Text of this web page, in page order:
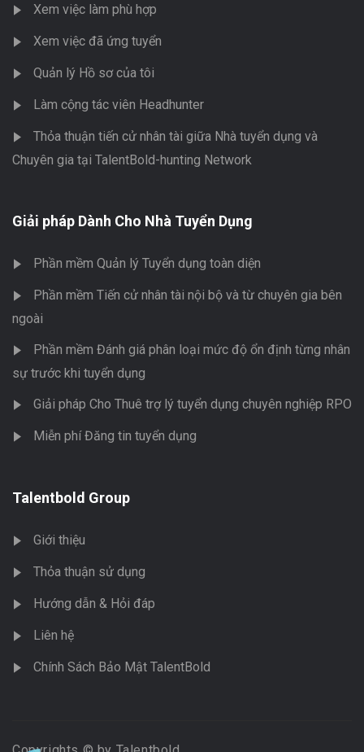
Xem việc làm phù hợp
Xem việc đã ứng tuyển
Quản lý Hồ sơ của tôi
Làm cộng tác viên Headhunter
Thỏa thuận tiến cử nhân tài giữa Nhà tuyển dụng và
Chuyên gia tại TalentBold-hunting Network
Giải pháp Dành Cho Nhà Tuyển Dụng
Phần mềm Quản lý Tuyển dụng toàn diện
Phần mềm Tiến cử nhân tài nội bộ và từ chuyên gia bên
ngoài
Phần mềm Đánh giá phân loại mức độ ổn định từng nhân
sự trước khi tuyển dụng
Giải pháp Cho Thuê trợ lý tuyển dụng chuyên nghiệp RPO
Miễn phí Đăng tin tuyển dụng
Talentbold Group
Giới thiệu
Thỏa thuận sử dụng
Hướng dẫn & Hỏi đáp
Liên hệ
Chính Sách Bảo Mật TalentBold